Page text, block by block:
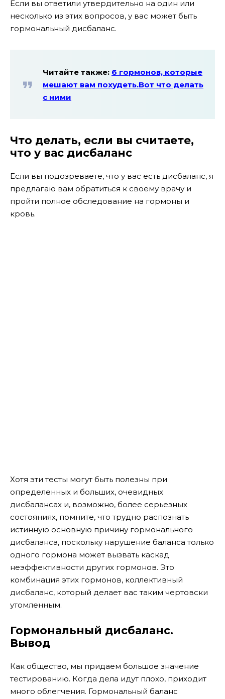
Если вы ответили утвердительно на один или
несколько из этих вопросов, у вас может быть
гормональный дисбаланс.
Читайте также: 6 гормонов, которые
мешают вам похудеть.Вот что делать
с ними
Что делать, если вы считаете,
что у вас дисбаланс
Если вы подозреваете, что у вас есть дисбаланс, я
предлагаю вам обратиться к своему врачу и
пройти полное обследование на гормоны и
кровь.
Хотя эти тесты могут быть полезны при
определенных и больших, очевидных
дисбалансах и, возможно, более серьезных
состояниях, помните, что трудно распознать
истинную основную причину гормонального
дисбаланса, поскольку нарушение баланса только
одного гормона может вызвать каскад
неэффективности других гормонов. Это
комбинация этих гормонов, коллективный
дисбаланс, который делает вас таким чертовски
утомленным.
Гормональный дисбаланс.
Вывод
Как общество, мы придаем большое значение
тестированию. Когда дела идут плохо, приходит
много облегчения. Гормональный баланс